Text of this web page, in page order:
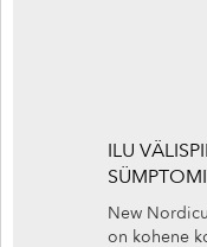
ILU
New
on kohene